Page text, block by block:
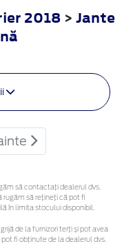
2018 > Jante
să contactaţi dealerul dvs.
rugăm să rețineți că pot fi
în limita stocului disponibil.
de la furnizori terți și pot avea
fi obținute de la dealerul dvs.